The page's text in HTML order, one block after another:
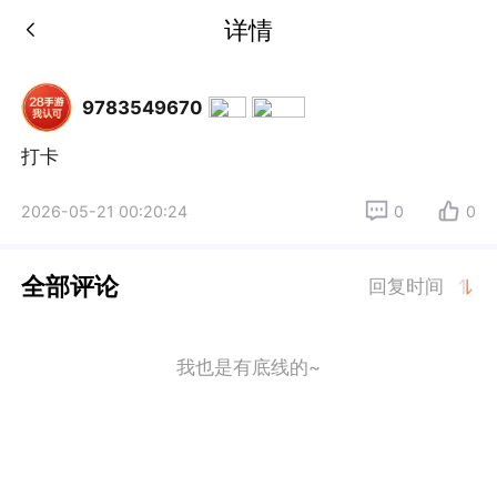
详情
9783549670
打卡
2026-05-21 00:20:24 0 0
全部评论 回复时间
我也是有底线的~